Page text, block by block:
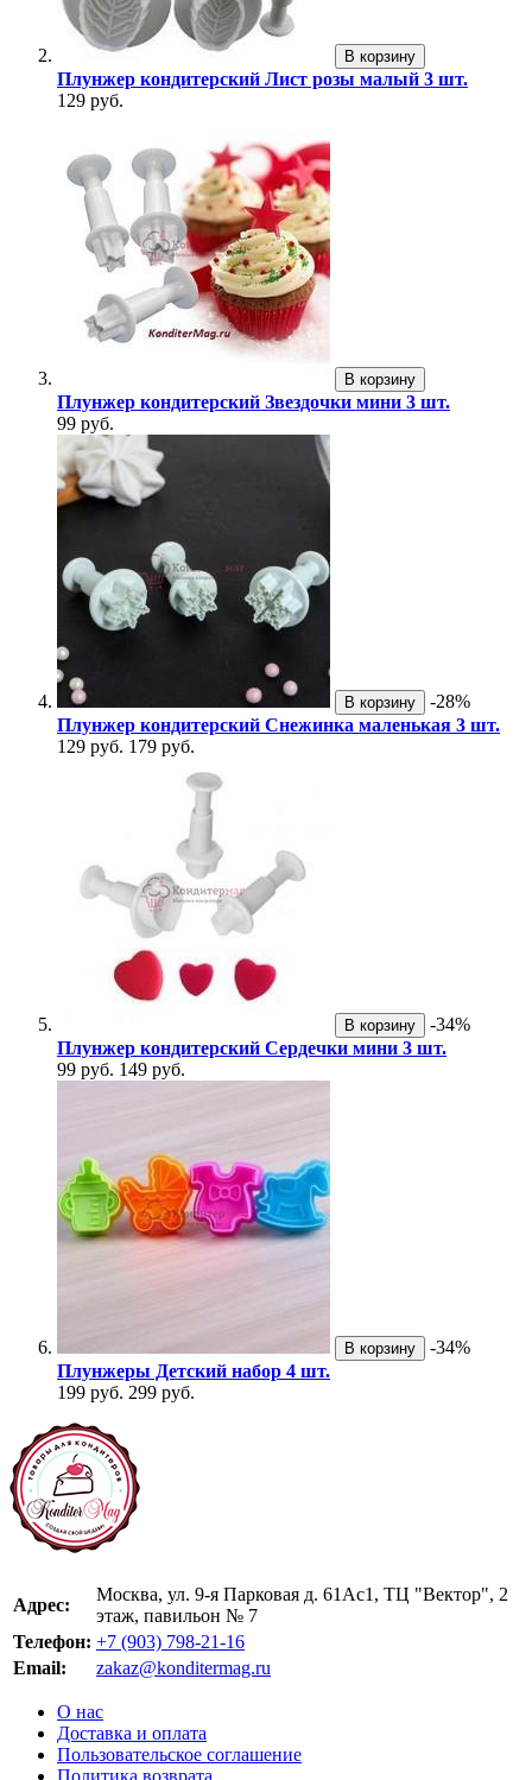
В корзину
Плунжер кондитерский Лист розы малый 3 шт.
129 руб.
В корзину
Плунжер кондитерский Звездочки мини 3 шт.
99 руб.
В корзину
-28%
Плунжер кондитерский Снежинка маленькая 3 шт.
129 руб. 179 руб.
В корзину
-34%
Плунжер кондитерский Сердечки мини 3 шт.
99 руб. 149 руб.
В корзину
-34%
Плунжеры Детский набор 4 шт.
199 руб. 299 руб.
Адрес:
Москва, ул. 9-я Парковая д. 61Ас1, ТЦ "Вектор", 2
этаж, павильон № 7
Телефон: +7 (903) 798-21-16
Email:
zakaz@konditermag.ru
О нас
Доставка и оплата
Пользовательское соглашение
Политика возврата